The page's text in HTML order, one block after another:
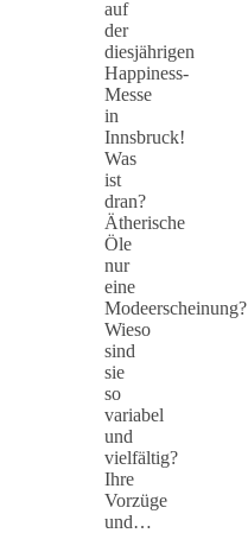
auf
der
diesjährigen
Happiness-
Messe
in
Innsbruck!
Was
ist
dran?
Ätherische
Öle
nur
eine
Modeerscheinung?
Wieso
sind
sie
so
variabel
und
vielfältig?
Ihre
Vorzüge
und…